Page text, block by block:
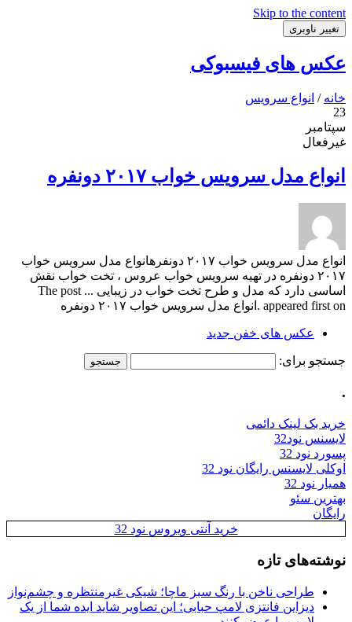
Skip to the content
تغییر ناوبری
عکس های فیسبوکی
خانه / انواع سرویس
23
سپتامبر
غیرفعال
انواع مدل سرویس خواب ۲۰۱۷ دونفره
انواع مدل سرویس خواب ۲۰۱۷ دونفرهانواع مدل سرویس خواب
۲۰۱۷ دونفره در تهیه سرویس خواب عروس ، تخت خواب نقش
اساسی دارد که مدل و طرح تخت خواب در زیبایی ... The post
appeared first on .انواع مدل سرویس خواب ۲۰۱۷ دونفره
عکس های خفن جدید
جستجو برای:
.
خرید بک لینک دائمی
لایسنس نود32
پسورد نود 32
اوکلی لایسنس رایگان نود 32
همیار نود 32
بهترین سئو
رایگان
خرید آنتی ویروس نود 32
نوشته‌های تازه
طراحی ناخن با رنگ سبز ماچا؛ شیکی غیرمنتظره و چشم‌نواز
دیزاین فانتزی لامپ حبابی؛ این تصاویر شاید ایده شما از یک